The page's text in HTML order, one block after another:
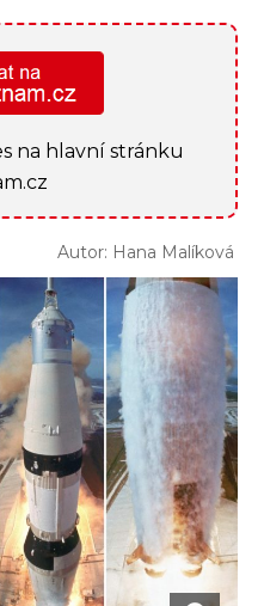
na hlavní stránku
Autor: Hana Malíková